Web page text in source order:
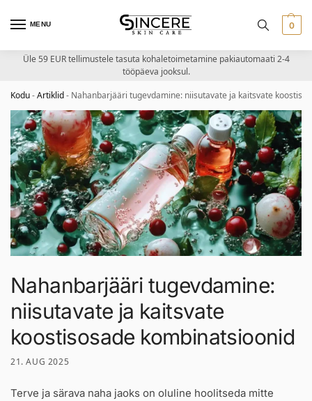
MENU 0
Üle 59 EUR tellimustele tasuta kohaletoimetamine pakiautomaati 2-4
tööpäeva jooksul.
Kodu-Artiklid- Nahanbarjääri tugevdamine: niisutavate ja kaitsvate
Nahanbarjääri tugevdamine:
niisutavate ja kaitsvate
koostisosade kombinatsioonid
21. AUG 2025
Terve ja särava naha jaoks on oluline hoolitseda mitte